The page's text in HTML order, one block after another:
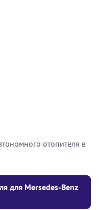
отопителя в
для Mersedes-Benz